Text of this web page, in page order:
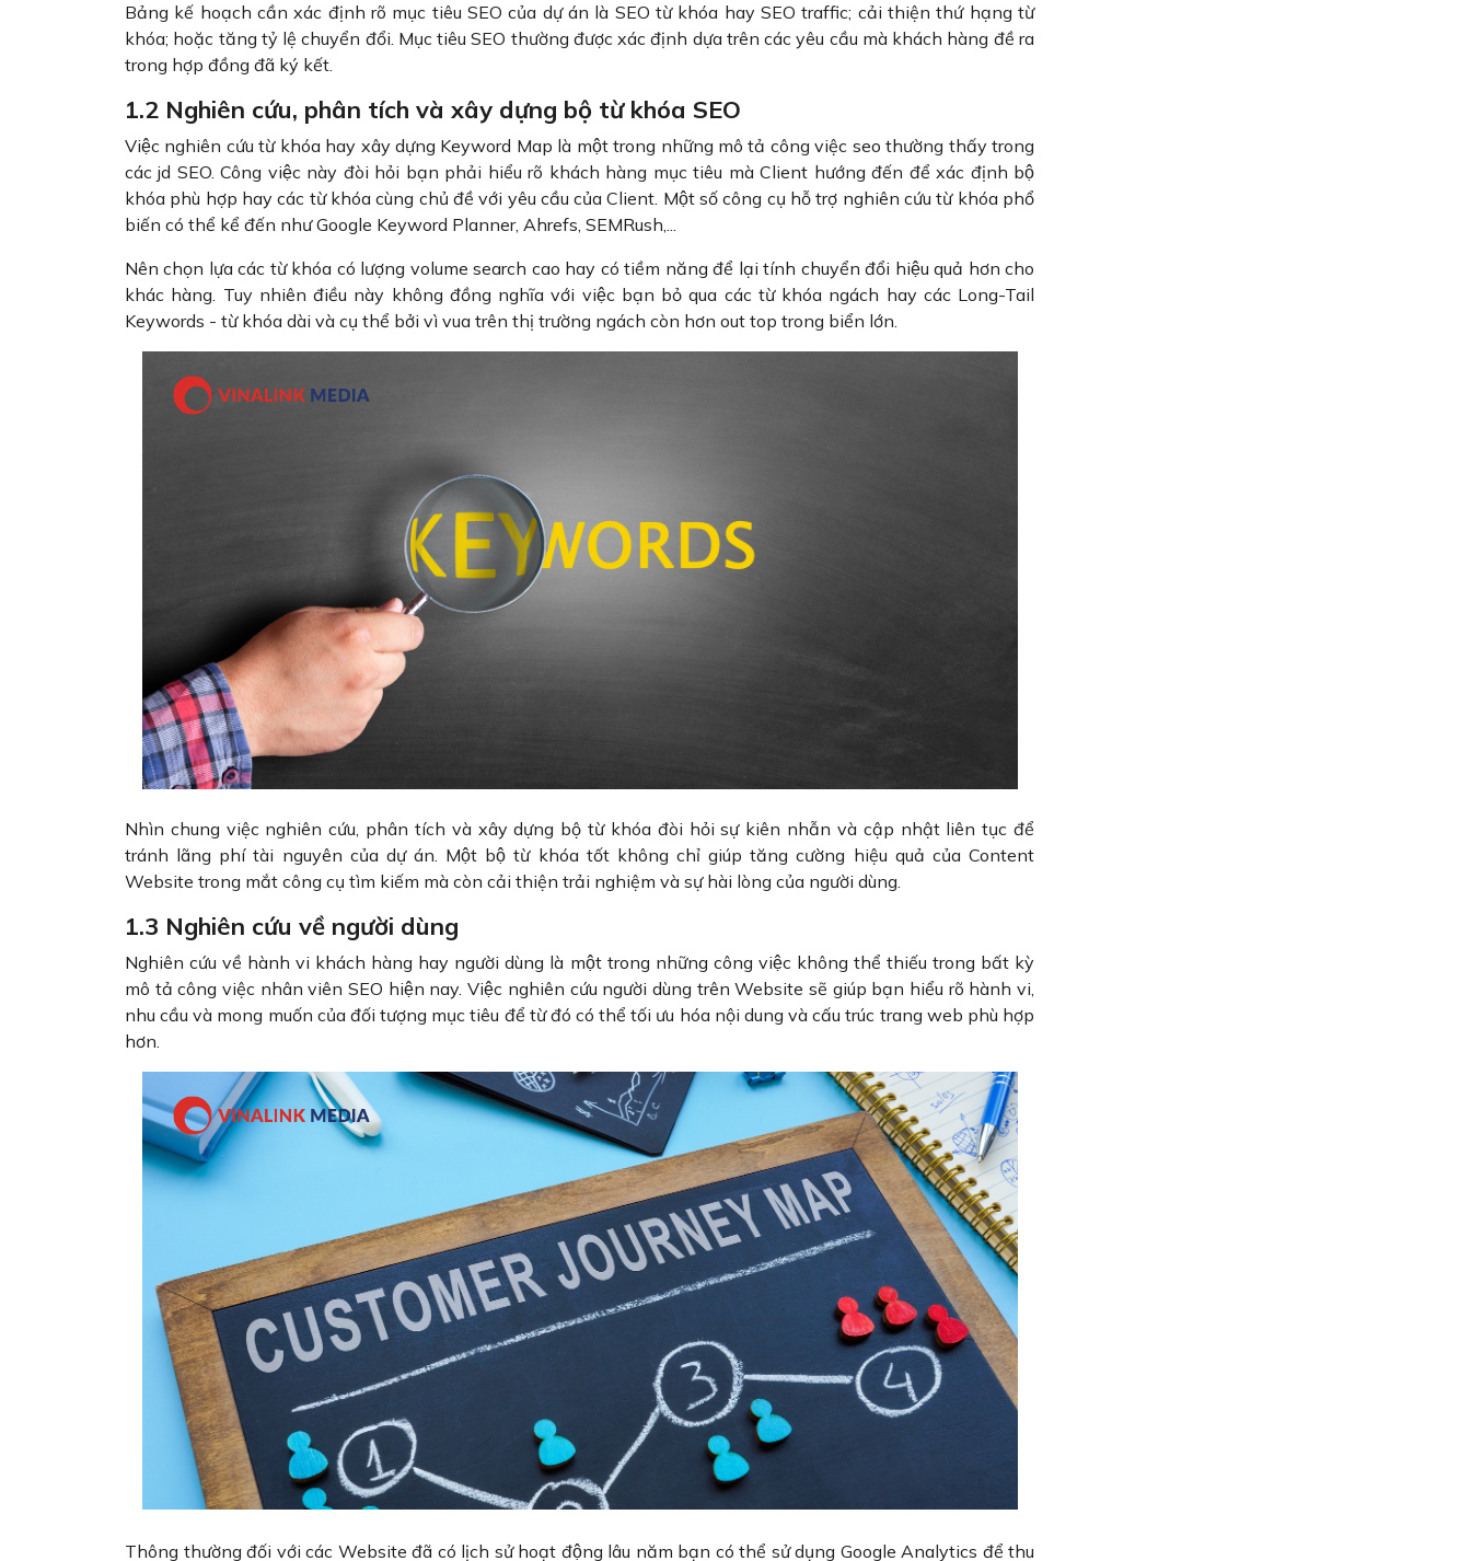
Bảng kế hoạch cần xác định rõ mục tiêu SEO của dự án là SEO từ khóa hay SEO traffic; cải thiện thứ hạng từ
khóa; hoặc tăng tỷ lệ chuyển đổi. Mục tiêu SEO thường được xác định dựa trên các yêu cầu mà khách hàng đề ra
trong hợp đồng đã ký kết.
1.2 Nghiên cứu, phân tích và xây dựng bộ từ khóa SEO
Việc nghiên cứu từ khóa hay xây dựng Keyword Map là một trong những mô tả công việc seo thường thấy trong
các jd SEO. Công việc này đòi hỏi bạn phải hiểu rõ khách hàng mục tiêu mà Client hướng đến để xác định bộ
khóa phù hợp hay các từ khóa cùng chủ đề với yêu cầu của Client. Một số công cụ hỗ trợ nghiên cứu từ khóa phổ
biến có thể kể đến như Google Keyword Planner, Ahrefs, SEMRush,...
Nên chọn lựa các từ khóa có lượng volume search cao hay có tiềm năng để lại tính chuyển đổi hiệu quả hơn cho
khác hàng. Tuy nhiên điều này không đồng nghĩa với việc bạn bỏ qua các từ khóa ngách hay các Long-Tail
Keywords - từ khóa dài và cụ thể bởi vì vua trên thị trường ngách còn hơn out top trong biển lớn.
Nhìn chung việc nghiên cứu, phân tích và xây dựng bộ từ khóa đòi hỏi sự kiên nhẫn và cập nhật liên tục để
tránh lãng phí tài nguyên của dự án. Một bộ từ khóa tốt không chỉ giúp tăng cường hiệu quả của Content
Website trong mắt công cụ tìm kiếm mà còn cải thiện trải nghiệm và sự hài lòng của người dùng.
1.3 Nghiên cứu về người dùng
Nghiên cứu về hành vi khách hàng hay người dùng là một trong những công việc không thể thiếu trong bất kỳ
mô tả công việc nhân viên SEO hiện nay. Việc nghiên cứu người dùng trên Website sẽ giúp bạn hiểu rõ hành vi,
nhu cầu và mong muốn của đối tượng mục tiêu để từ đó có thể tối ưu hóa nội dung và cấu trúc trang web phù hợp
hơn.
Thông thường đối với các Website đã có lịch sử hoạt động lâu năm bạn có thể sử dụng Google Analytics để thu